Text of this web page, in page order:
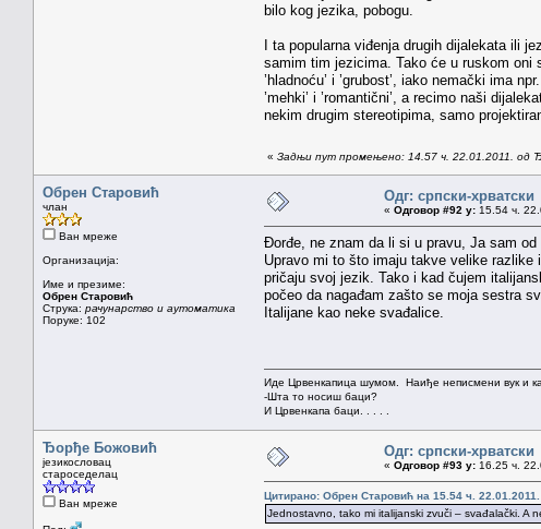
bilo kog jezika, pobogu.
I ta popularna viđenja drugih dijalekata ili
samim tim jezicima. Tako će u ruskom oni
’hladnoću’ i ’grubost’, iako nemački ima
’mehki’ i ’romantični’, a recimo naši
nekim drugim stereotipima, samo
« Задњи пут промењено: 14.57 ч. 22.01.2011. од
Обрен Старовић
члан
Ван мреже
Организација:
Име и презиме:
Обрен Старовић
Струка: рачунарство и аутоматика
Поруке: 102
Одг: српски-хрватски
« Одговор #92 у: 15.54 ч.
Đorđe, ne znam da li si u pravu, Ja sam
Upravo mi to što imaju takve velike
pričaju svoj jezik. Tako i kad čujem
počeo da nagađam zašto se moja sestra
Italijane kao neke svađalice.
Иде Црвенкапица шумом. Наиђе неписмени вук и
-Шта то носиш баци?
И Црвенкапа баци. . . . .
Ђорђе Божовић
језикословац
староседелац
Ван мреже
Одг: српски-хрватски
« Одговор #93 у: 16.25 ч.
Цитирано: Обрен Старовић на 15.54 ч. 22.01.2011.
Jednostavno, tako mi italijanski zvuči – svađalački. A